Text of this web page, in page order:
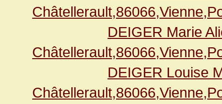
DEIGER Marie
DEIGER Louise